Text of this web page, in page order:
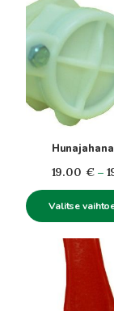
19.00 € –
Valitse
tuotteella
on
useampi
muunnelma.
tehdä
valinnat
sivulla.